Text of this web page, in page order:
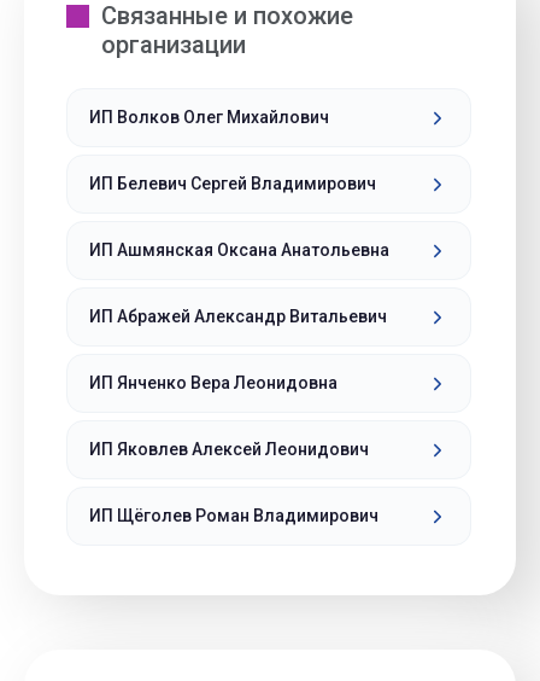
Связанные и похожие
организации
ИП Волков Олег Михайлович
ИП Белевич Сергей Владимирович
ИП Ашмянская Оксана Анатольевна
ИП Абражей Александр Витальевич
ИП Янченко Вера Леонидовна
ИП Яковлев Алексей Леонидович
ИП Щёголев Роман Владимирович